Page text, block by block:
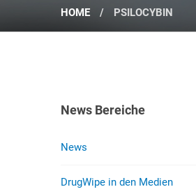
HOME PSILOCYBIN
News Bereiche
News
DrugWipe in den Medien